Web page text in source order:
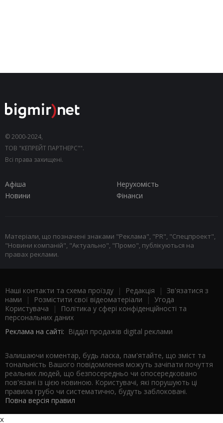
© 2000-2024,
ТОВ "КЕПРЕЙТ ПАРТНЕРС"".
Всі права захищені.
Афіша
Нерухомість
Новини
Фінанси
Матеріали, що позначені знаками "Реклама", "PR", "Спецпроект",
"Новини компаній", "Актуально", "Промо", публікуються на
правах реклами.
Наші контакти та схема проїзду | Редакція | Зв'язатися з
нами | Розмістити свої відеоматеріали | Угода
Користувача |
Політика у сфері конфіденційності та
персональних даних
Реклама на сайті: Відділ продажів digital реклами
Залишаючи коментар, будь ласка, пам'ятайте, що зміст та
тональність Вашого повідомлення можуть зачіпати почуття
реальних людей, що безпосередньо чи опосередковано
пов'язані із цією новиною. Користувачі, які порушують ці
правила грубо чи систематично, будуть заблоковані.
Повна версія правил
x